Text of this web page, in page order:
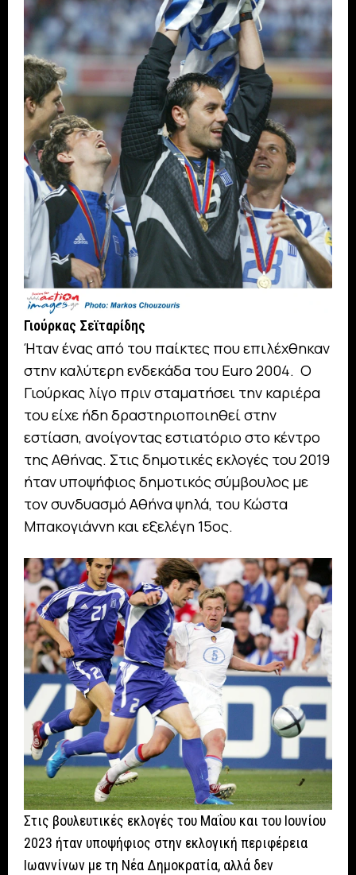
Γιούρκας Σεϊταρίδης
Ήταν ένας από του παίκτες που επιλέχθηκαν
στην καλύτερη ενδεκάδα του Euro 2004. Ο
Γιούρκας λίγο πριν σταματήσει την καριέρα
του είχε ήδη δραστηριοποιηθεί στην
εστίαση, ανοίγοντας εστιατόριο στο κέντρο
της Αθήνας. Στις δημοτικές εκλογές του 2019
ήταν υποψήφιος δημοτικός σύμβουλος με
τον συνδυασμό Αθήνα ψηλά, του Κώστα
Μπακογιάννη και εξελέγη 15ος.
Στις βουλευτικές εκλογές του Μαΐου και του Ιουνίου
2023 ήταν υποψήφιος στην εκλογική περιφέρεια
Ιωαννίνων με τη Νέα Δημοκρατία, αλλά δεν